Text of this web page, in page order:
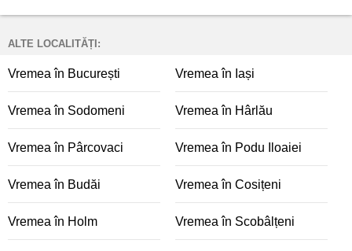
ALTE LOCALITĂȚI:
Vremea în București Vremea în Iași
Vremea în Sodomeni Vremea în Hârlău
Vremea în Pârcovaci Vremea în Podu Iloaiei
Vremea în Budăi Vremea în Cosițeni
Vremea în Holm Vremea în Scobâlțeni